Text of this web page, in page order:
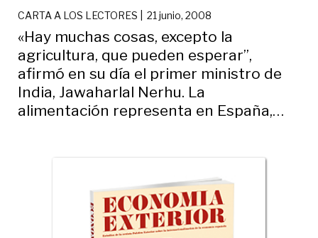
CARTA A LOS LECTORES |21 junio, 2008
«Hay muchas cosas, excepto la
agricultura, que pueden esperar”,
afirmó en su día el primer ministro de
India, Jawaharlal Nerhu. La
alimentación representa en España,…